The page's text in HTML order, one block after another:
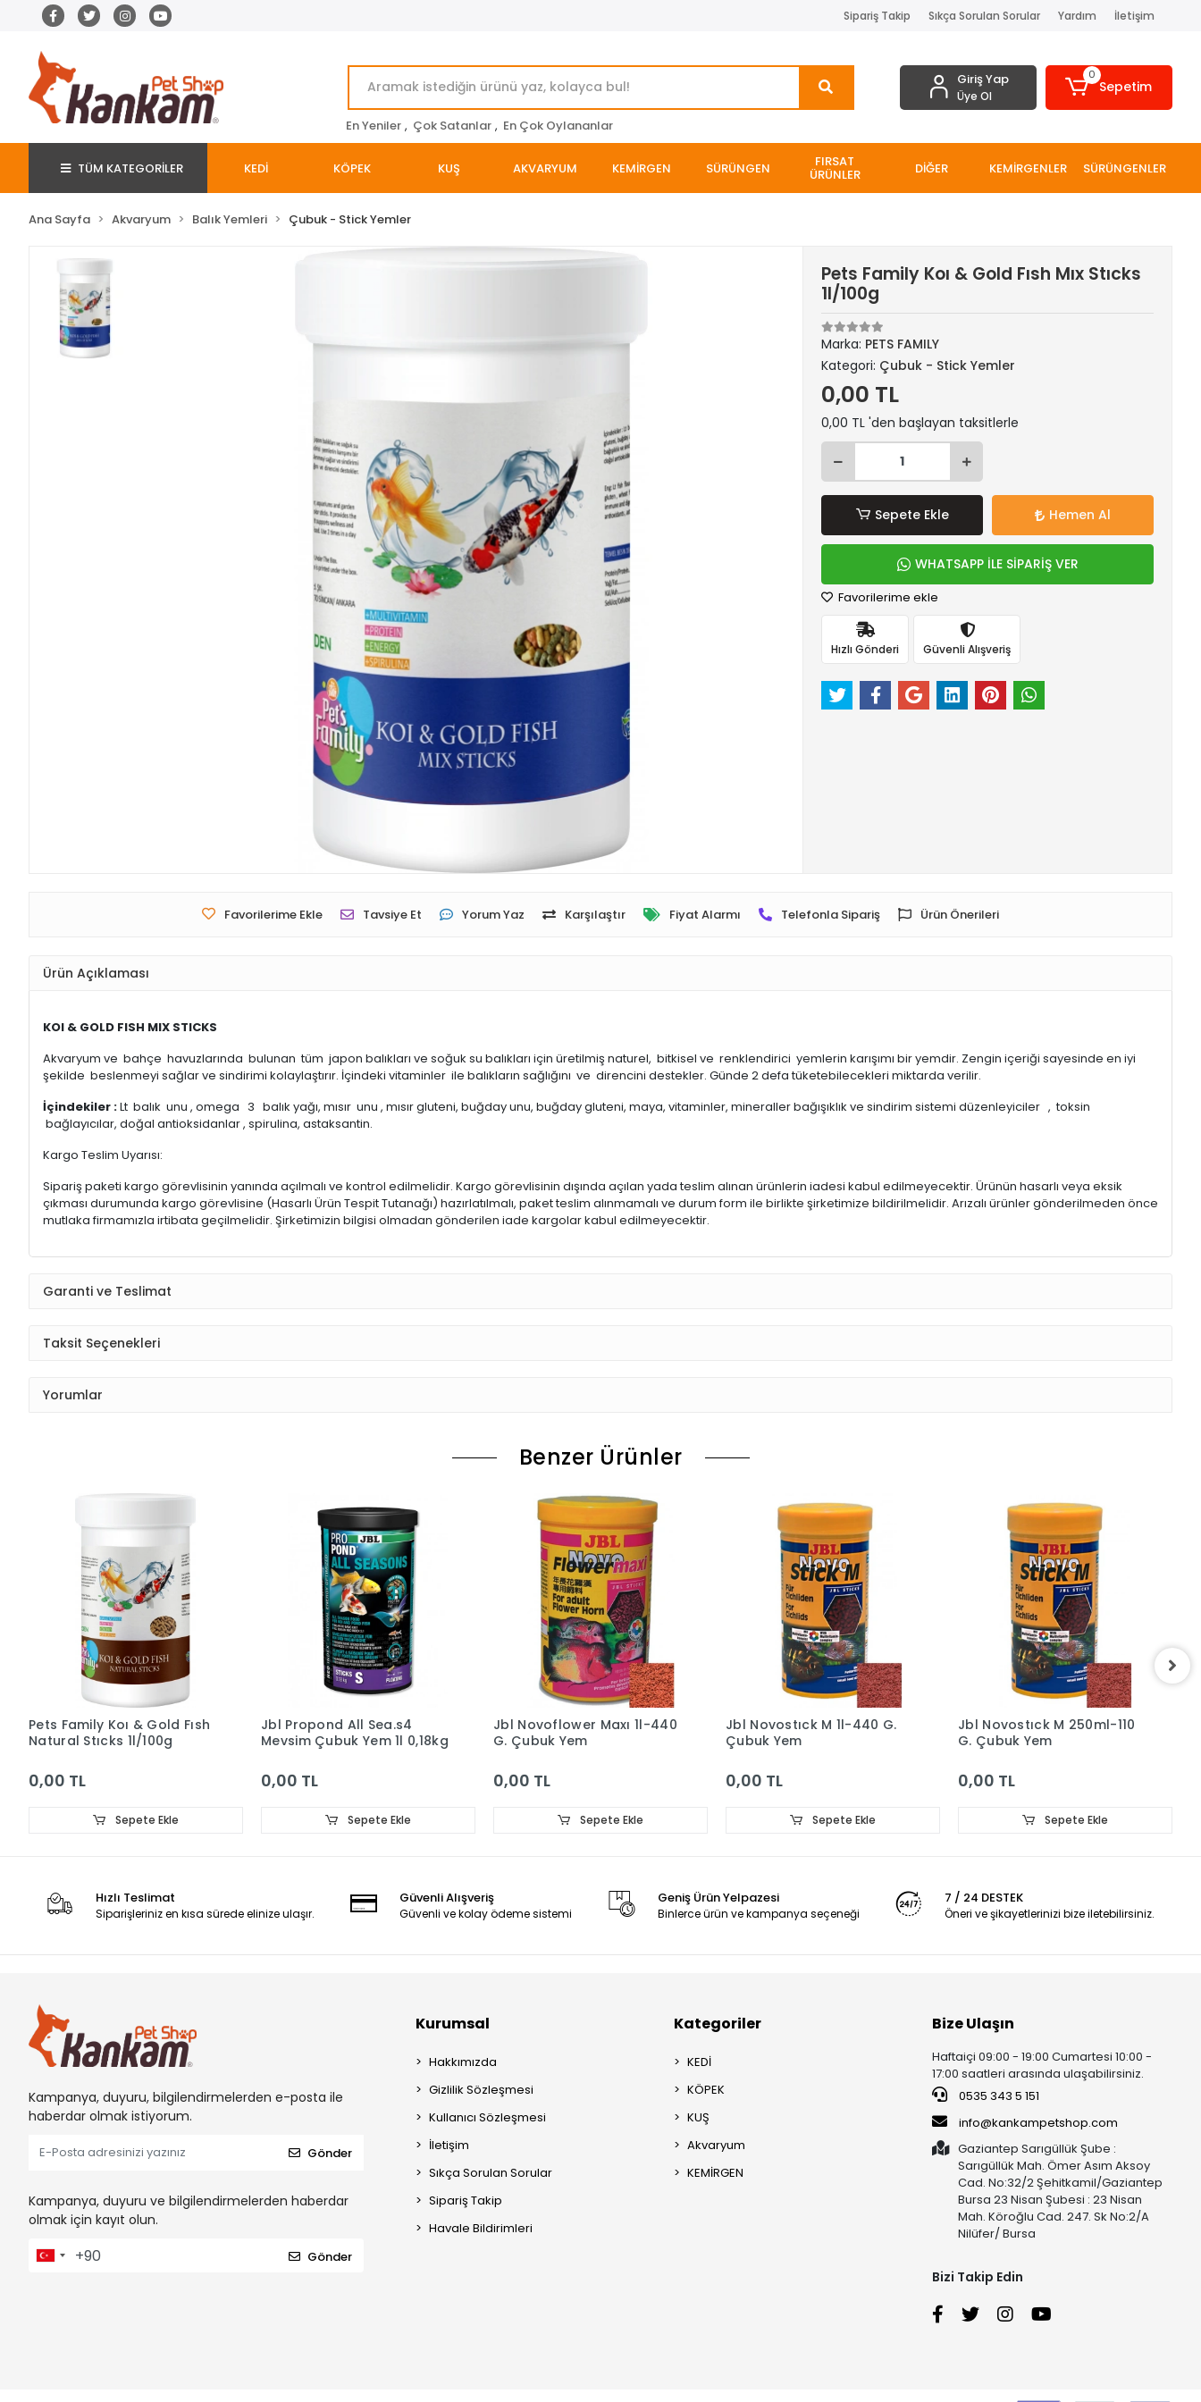
Sipariş Takip Sıkça Sorulan Sorular Yardım İletişim
En Yeniler , Çok Satanlar , En Çok Oylananlar
Giriş Yap
Üye Ol
0
Sepetim
TÜM KATEGORİLER KEDİ KÖPEK KUŞ AKVARYUM KEMİRGEN SÜRÜNGEN FIRSAT
ÜRÜNLER DİĞER KEMİRGENLER SÜRÜNGENLER
Ana Sayfa Akvaryum Balık Yemleri Çubuk - Stick Yemler
Pets Family Koı & Gold Fısh Mıx Stıcks
1l/100g
Marka: PETS FAMILY
Kategori: Çubuk - Stick Yemler
0,00 TL
0,00 TL 'den başlayan taksitlerle
Sepete Ekle Hemen Al
WHATSAPP İLE SİPARİŞ VER
Favorilerime ekle
Hızlı Gönderi Güvenli Alışveriş
Favorilerime Ekle Tavsiye Et Yorum Yaz Karşılaştır Fiyat Alarmı Telefonla Sipariş Ürün Önerileri
Ürün Açıklaması
KOI & GOLD FISH MIX STICKS
Akvaryum ve bahçe havuzlarında bulunan tüm japon balıkları ve soğuk su balıkları için üretilmiş naturel, bitkisel ve renklendirici yemlerin karışımı bir yemdir. Zengin içeriği sayesinde en iyi
şekilde beslenmeyi sağlar ve sindirimi kolaylaştırır. İçindeki vitaminler ile balıkların sağlığını ve direncini destekler. Günde 2 defa tüketebilecekleri miktarda verilir.
İçindekiler :Lt balık unu , omega 3 balık yağı, mısır unu , mısır gluteni, buğday unu, buğday gluteni, maya, vitaminler, mineraller bağışıklık ve sindirim sistemi düzenleyiciler , toksin
bağlayıcılar, doğal antioksidanlar , spirulina, astaksantin.
Kargo Teslim Uyarısı:
Sipariş paketi kargo görevlisinin yanında açılmalı ve kontrol edilmelidir. Kargo görevlisinin dışında açılan yada teslim alınan ürünlerin iadesi kabul edilmeyecektir. Ürünün hasarlı veya eksik
çıkması durumunda kargo görevlisine (Hasarlı Ürün Tespit Tutanağı) hazırlatılmalı, paket teslim alınmamalı ve durum form ile birlikte şirketimize bildirilmelidir. Arızalı ürünler gönderilmeden önce
mutlaka firmamızla irtibata geçilmelidir. Şirketimizin bilgisi olmadan gönderilen iade kargolar kabul edilmeyecektir.
Garanti ve Teslimat
Taksit Seçenekleri
Yorumlar
Benzer Ürünler
Pets Family Koı & Gold Fısh
Natural Stıcks 1l/100g
0,00 TL
Sepete Ekle
Jbl Propond All Sea.s4
Mevsim Çubuk Yem 1l 0,18kg
0,00 TL
Sepete Ekle
Jbl Novoflower Maxı 1l-440
G. Çubuk Yem
0,00 TL
Sepete Ekle
Jbl Novostıck M 1l-440 G.
Çubuk Yem
0,00 TL
Sepete Ekle
Jbl Novostıck M 250ml-110
G. Çubuk Yem
0,00 TL
Sepete Ekle
Hızlı Teslimat
Siparişleriniz en kısa sürede elinize ulaşır.
Güvenli Alışveriş
Güvenli ve kolay ödeme sistemi
Geniş Ürün Yelpazesi
Binlerce ürün ve kampanya seçeneği
7 / 24 DESTEK
Öneri ve şikayetlerinizi bize iletebilirsiniz.
Kampanya, duyuru, bilgilendirmelerden e-posta ile
haberdar olmak istiyorum.
Gönder
Kampanya, duyuru ve bilgilendirmelerden haberdar
olmak için kayıt olun.
Gönder
Kurumsal
Hakkımızda
Gizlilik Sözleşmesi
Kullanıcı Sözleşmesi
İletişim
Sıkça Sorulan Sorular
Sipariş Takip
Havale Bildirimleri
Kategoriler
KEDİ
KÖPEK
KUŞ
Akvaryum
KEMİRGEN
Bize Ulaşın
Haftaiçi 09:00 - 19:00 Cumartesi 10:00 -
17:00 saatleri arasında ulaşabilirsiniz.
0535 343 5 151
info@kankampetshop.com
Gaziantep Sarıgüllük Şube :
Sarıgüllük Mah. Ömer Asım Aksoy
Cad. No:32/2 Şehitkamil/Gaziantep
Bursa 23 Nisan Şubesi : 23 Nisan
Mah. Köroğlu Cad. 247. Sk No:2/A
Nilüfer/ Bursa
Bizi Takip Edin